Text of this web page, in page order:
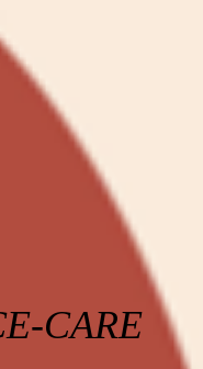
CARE